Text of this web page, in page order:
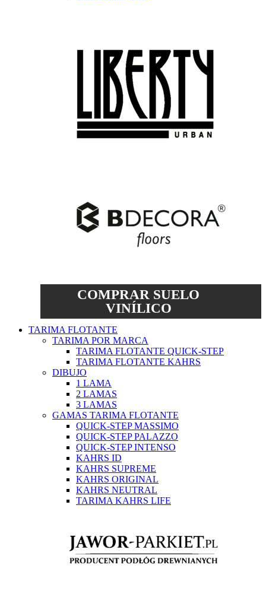
COMPRAR SUELO
VINÍLICO
TARIMA FLOTANTE
TARIMA POR MARCA
TARIMA FLOTANTE QUICK-STEP
TARIMA FLOTANTE KAHRS
DIBUJO
1 LAMA
2 LAMAS
3 LAMAS
GAMAS TARIMA FLOTANTE
QUICK-STEP MASSIMO
QUICK-STEP PALAZZO
QUICK-STEP INTENSO
KAHRS ID
KAHRS SUPREME
KAHRS ORIGINAL
KAHRS NEUTRAL
TARIMA KAHRS LIFE